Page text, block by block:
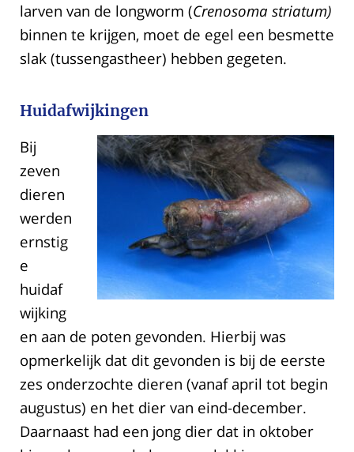
larven van de longworm (Crenosoma striatum)
binnen te krijgen, moet de egel een besmette
slak (tussengastheer) hebben gegeten.
Huidafwijkingen
Bij
zeven
dieren
werden
ernstig
e
huidaf
wijking
en aan de poten gevonden. Hierbij was
opmerkelijk dat dit gevonden is bij de eerste
zes onderzochte dieren (vanaf april tot begin
augustus) en het dier van eind-december.
Daarnaast had een jong dier dat in oktober